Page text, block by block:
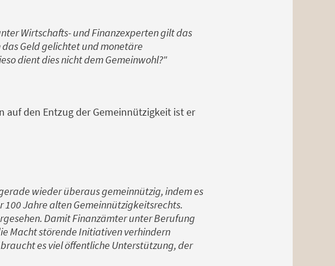
Wirtschafts- und Finanzexperten gilt das
das Geld gelichtet und monetäre
dient dies nicht dem Gemeinwohl?"
auf den Entzug der Gemeinnützigkeit ist er
wieder überaus gemeinnützig, indem es
Jahre alten Gemeinnützigkeitsrechts.
Damit Finanzämter unter Berufung
Macht störende Initiativen verhindern
es viel öffentliche Unterstützung, der